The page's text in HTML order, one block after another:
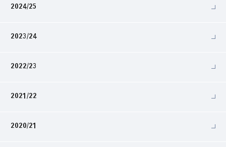
2024/25
2023/24
2022/23
2021/22
2020/21